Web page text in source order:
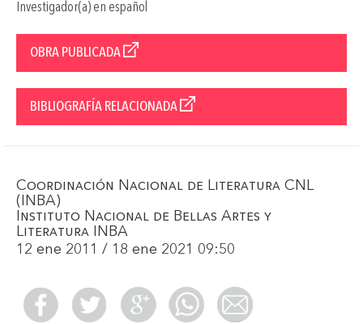
Investigador(a) en español
OBRA PUBLICADA
BIBLIOGRAFÍA RELACIONADA
Coordinación Nacional de Literatura CNL
(INBA)
Instituto Nacional de Bellas Artes y
Literatura INBA
12 ene 2011 / 18 ene 2021 09:50